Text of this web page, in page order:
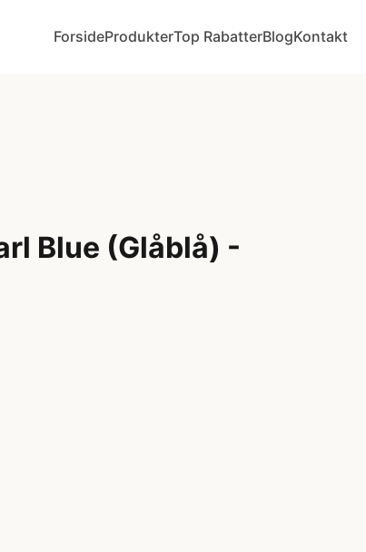
ForsideProdukterTop RabatterBlogKontakt
Blue (Glåblå) -